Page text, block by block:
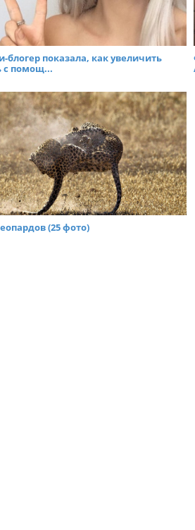
блогер показала, как увеличить
с помощ...
(25 фото)